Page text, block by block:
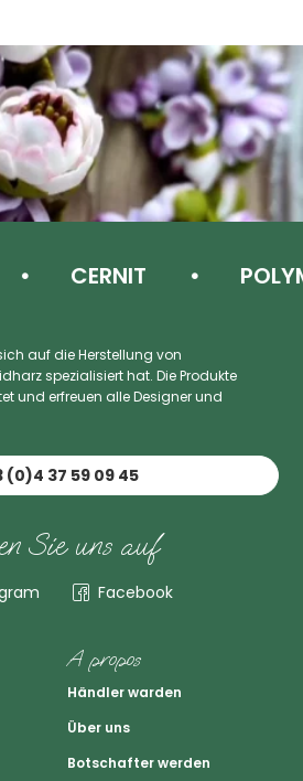
CERNIT
auf die Herstellung von
spezialisiert hat. Die Produkte
und erfreuen alle Designer und
(0)4 37 59 09 45
Sie uns auf
Facebook
A propos
Händler warden
Über uns
Botschafter werden